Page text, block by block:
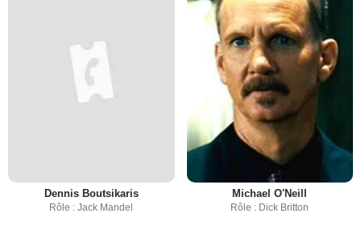
Dennis Boutsikaris
Rôle : Jack Mandel
Michael O'Neill
Rôle : Dick Britton